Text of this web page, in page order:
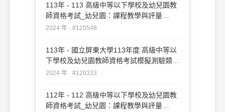
113年 - 113 高級中等以下學校及幼兒園教
師資格考試_幼兒園：課程教學與評量
#120548
2024 年 · #120548
113年 - 國立屏東大學113年度 高級中等以
下學校及幼兒園教師資格考試模擬測驗類
別：幼兒園 科目：課程教學與評量
2024 年 · #120333
112年 - 112 高級中等以下學校及幼兒園教
師資格考試_幼兒園：課程教學與評量